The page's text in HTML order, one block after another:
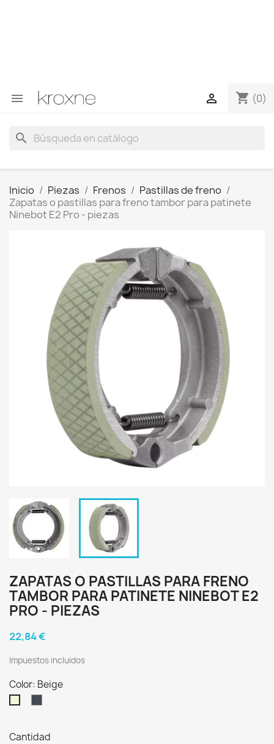
 shopping_cart (0)

search
Inicio Piezas Frenos
Pastillas de freno
Zapatas o pastillas para freno tambor para patinete
Ninebot E2 Pro - piezas
ZAPATAS O PASTILLAS PARA FRENO
TAMBOR PARA PATINETE NINEBOT E2
PRO - PIEZAS
22,84 €
Impuestos incluidos
Color: Beige
Cantidad